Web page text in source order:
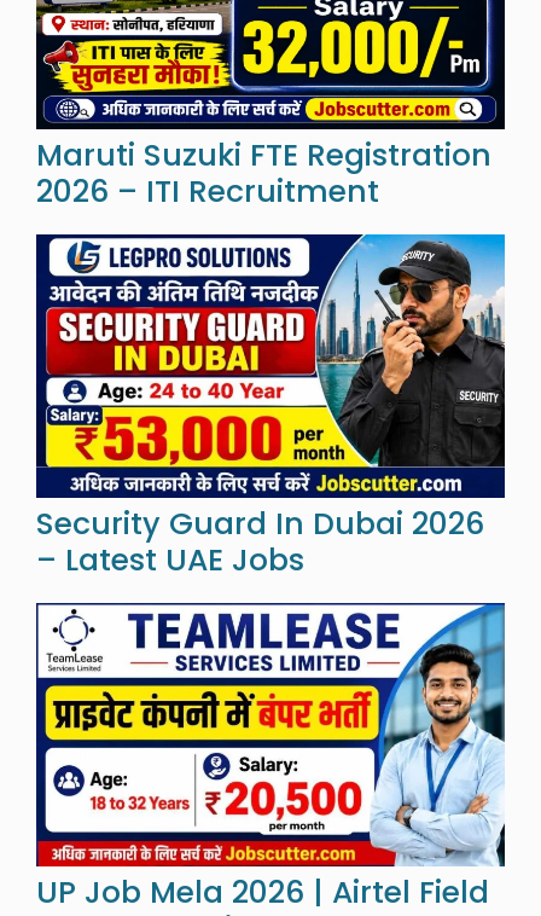
Maruti Suzuki FTE Registration
2026 – ITI Recruitment
Security Guard In Dubai 2026
– Latest UAE Jobs
UP Job Mela 2026 | Airtel Field